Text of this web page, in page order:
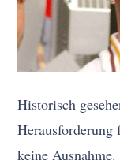
Historisch
keine